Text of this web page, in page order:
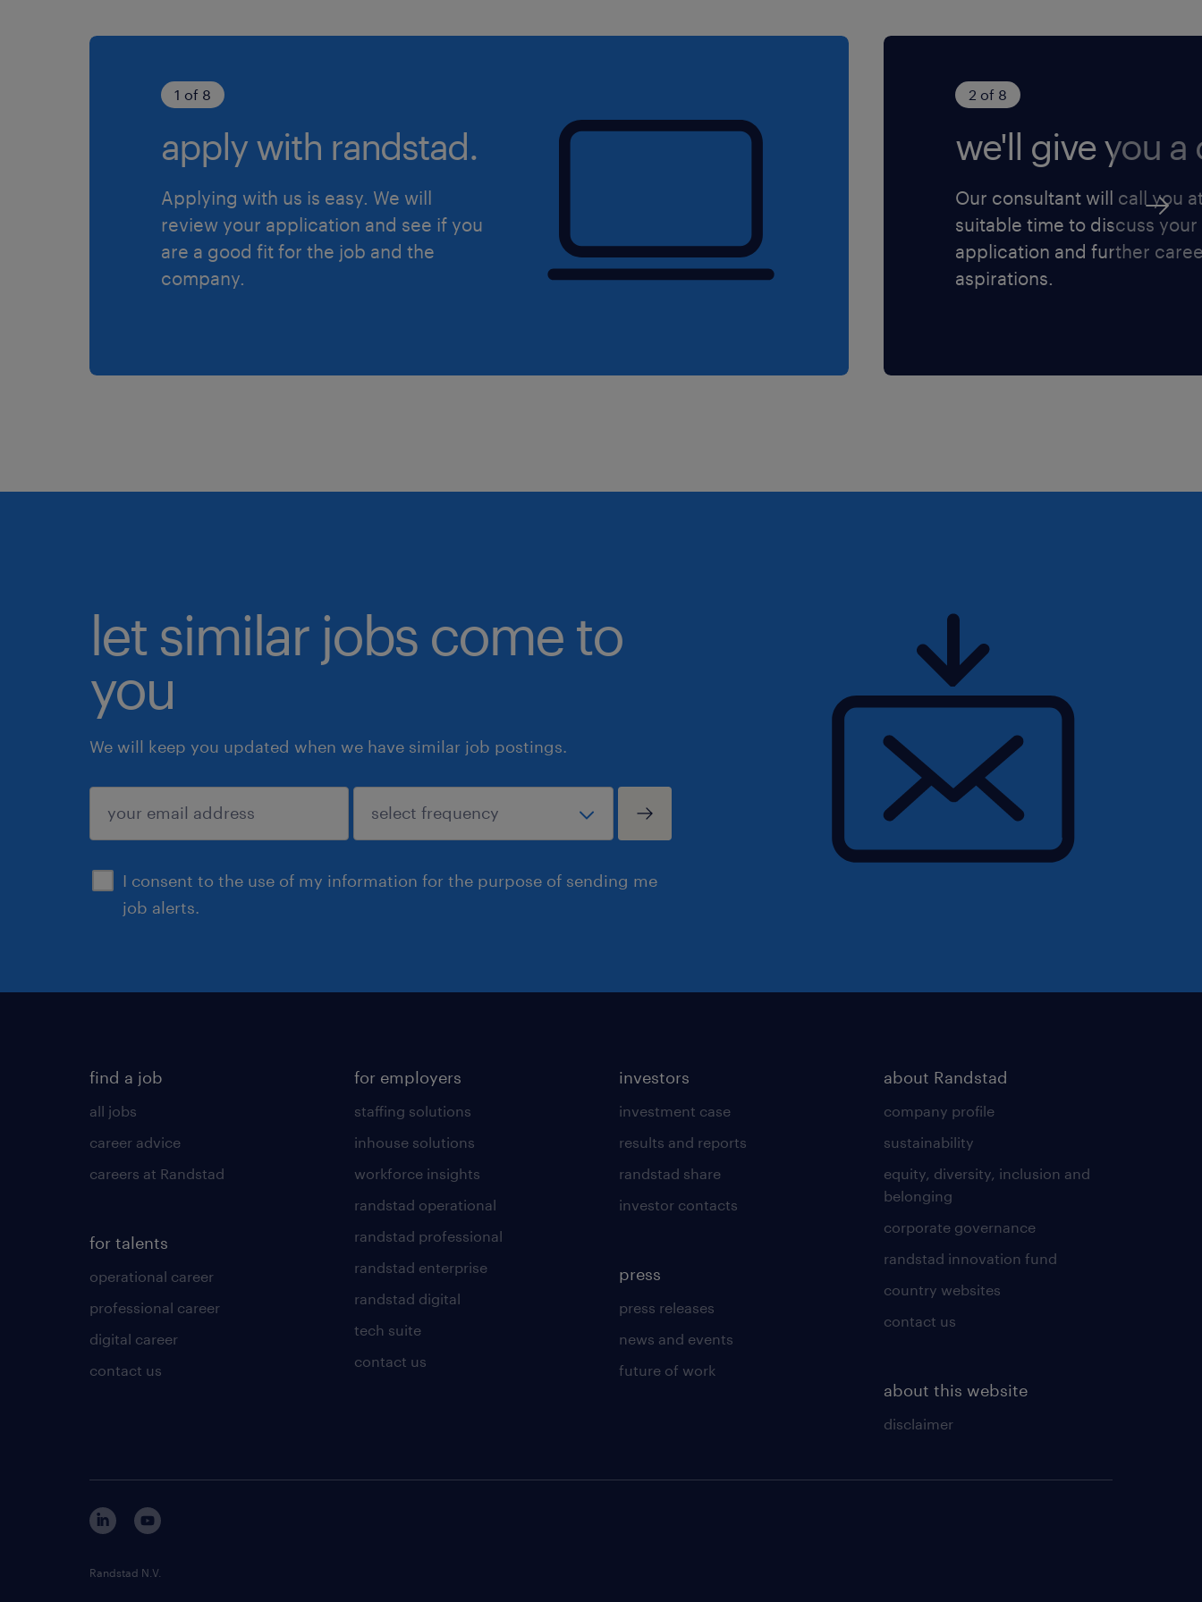
gestalte gemeinsam mit uns die Zukunft der
1 of 8
apply with randstad.
Applying with us is easy. We will
review your application and see if you
are a good fit for the job and the
company.
2 of 8
we'll give you a
Our consultant will call you
suitable time to discuss your
application and further
aspirations.
let similar jobs come to
you
We will keep you updated when we have similar job postings.
I consent to the use of my information for the purpose of sending me
job alerts.
submit
find a job
all jobs
career advice
careers at Randstad
for talents
operational career
professional career
digital career
contact us
for employers
staffing solutions
inhouse solutions
workforce insights
randstad operational
randstad professional
randstad enterprise
randstad digital
tech suite
contact us
investors
investment case
results and reports
randstad share
investor contacts
press
press releases
news and events
future of work
about Randstad
company profile
sustainability
equity, diversity, inclusion and
belonging
corporate governance
randstad innovation fund
country websites
contact us
about this website
disclaimer
Randstad N.V.